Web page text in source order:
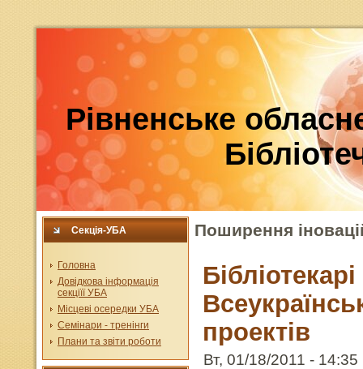
Рівненське
Секція-УБА
Головна
Довідкова інформація
секціїї УБА
Місцеві осередки УБА
Семінари - тренінги
Плани та звіти роботи
Поширення
проектів
Вт, 01/18/2011 - 14:35